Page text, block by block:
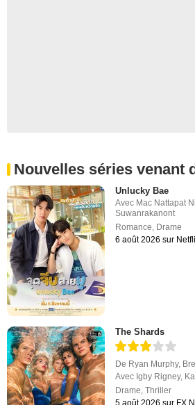
Nouvelles séries venant
Unlucky Bae
Avec Mac Nattapat
Suwanrakanont
Romance, Drame
6 août 2026 sur
The Shards
De Ryan Murphy,
Avec Igby Rigney,
Drame,Thriller